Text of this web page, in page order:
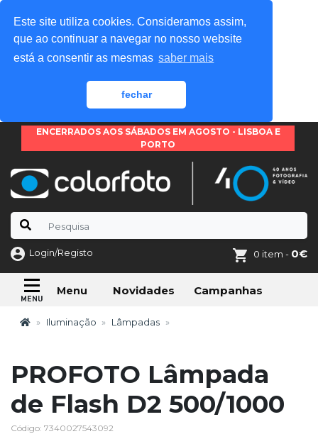
Este site utiliza cookies. Consideramos assim,
que ao continuar a navegar no nosso website
está a consentir as mesmas saber mais
fechar
ENCERRADOS AOS SÁBADOS EM AGOSTO - LISBOA E
PORTO
Login/Registo 0 item - 0€
Menu Novidades Campanhas
Iluminação Lâmpadas
PROFOTO Lâmpada
de Flash D2 500/1000
Código: 7340027543092